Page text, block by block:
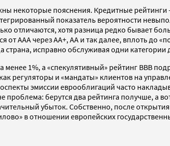
некоторые пояснения. Кредитные
показатель вероятности
отличаются, хотя разница редко бывает
AAA через AA+, AA и так далее, вплоть
страна, исправно обслуживая одни
менее 1%, а «спекулятивный» рейтинг BBB
регуляторы и «мандаты» клиентов на
эмиссии еврооблигаций часто
проблема: берутся два рейтинга получше,
убыток. Собственно, после
в отношении европейских